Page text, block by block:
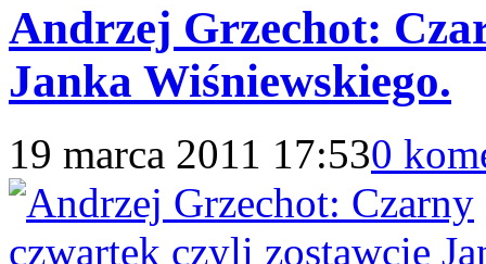
Andrzej Grzechot:
Janka Wiśniewskiego.
19 marca 2011 17:530